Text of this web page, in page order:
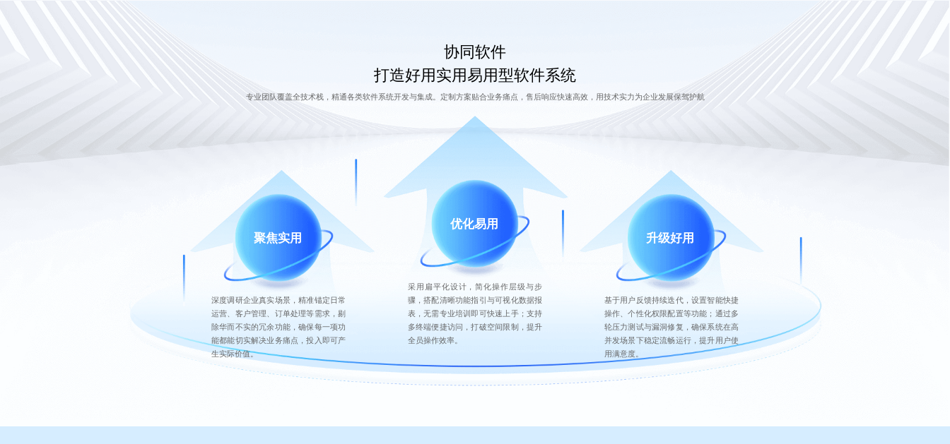
协同软件
打造好用实用易用型软件系统
专业团队覆盖全技术栈，精通各类软件系统开发与集成。定制方案贴合业务痛点，售后响应快速高效，用技术实力为企业发展保驾护航
聚焦实用
深度调研企业真实场景，精准锚定日常
运营、客户管理、订单处理等需求，剔
除华而不实的冗余功能，确保每一项功
能都能切实解决业务痛点，投入即可产
生实际价值。
优化易用
采用扁平化设计，简化操作层级与步
骤，搭配清晰功能指引与可视化数据报
表，无需专业培训即可快速上手；支持
多终端便捷访问，打破空间限制，提升
全员操作效率。
升级好用
基于用户反馈持续迭代，设置智能快捷
操作、个性化权限配置等功能；通过多
轮压力测试与漏洞修复，确保系统在高
并发场景下稳定流畅运行，提升用户使
用满意度。